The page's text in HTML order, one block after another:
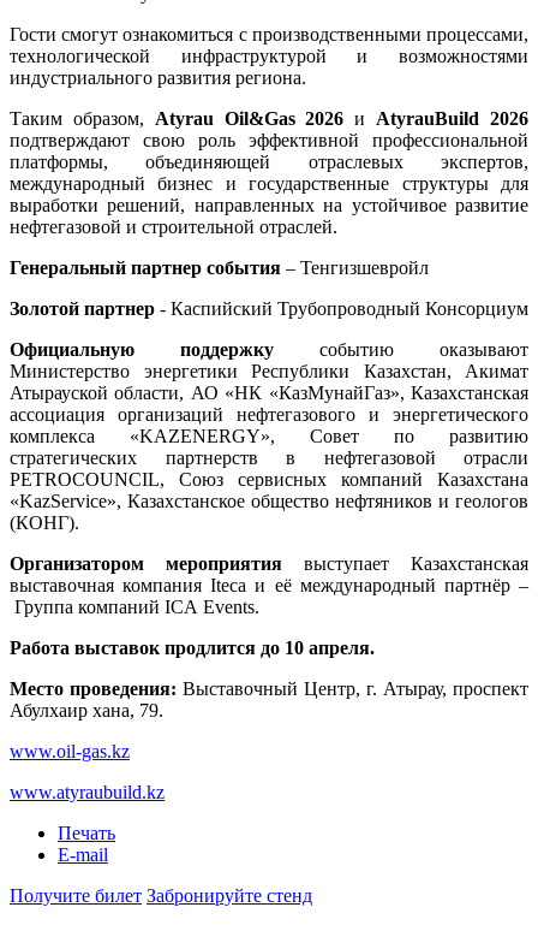
Гости смогут ознакомиться с производственными процессами,
технологической инфраструктурой и возможностями
индустриального развития региона.
Таким образом, Atyrau Oil&Gas 2026 и AtyrauBuild 2026
подтверждают свою роль эффективной профессиональной
платформы, объединяющей отраслевых экспертов,
международный бизнес и государственные структуры для
выработки решений, направленных на устойчивое развитие
нефтегазовой и строительной отраслей.
Генеральный партнер события – Тенгизшевройл
Золотой партнер - Каспийский Трубопроводный Консорциум
Официальную поддержку событию оказывают
Министерство энергетики Республики Казахстан, Акимат
Атырауской области, АО «НК «КазМунайГаз», Казахстанская
ассоциация организаций нефтегазового и энергетического
комплекса «KAZENERGY», Совет по развитию
стратегических партнерств в нефтегазовой отрасли
PETROCOUNCIL, Союз сервисных компаний Казахстана
«KazService», Казахстанское общество нефтяников и геологов
(КОНГ).
Организатором мероприятия выступает Казахстанская
выставочная компания Iteca и её международный партнёр –
Группа компаний ICA Events.
Работа выставок продлится до 10 апреля.
Место проведения: Выставочный Центр, г. Атырау, проспект
Абулхаир хана, 79.
www.oil-gas.kz
www.atyraubuild.kz
Печать
E-mail
Получите билет Забронируйте стенд